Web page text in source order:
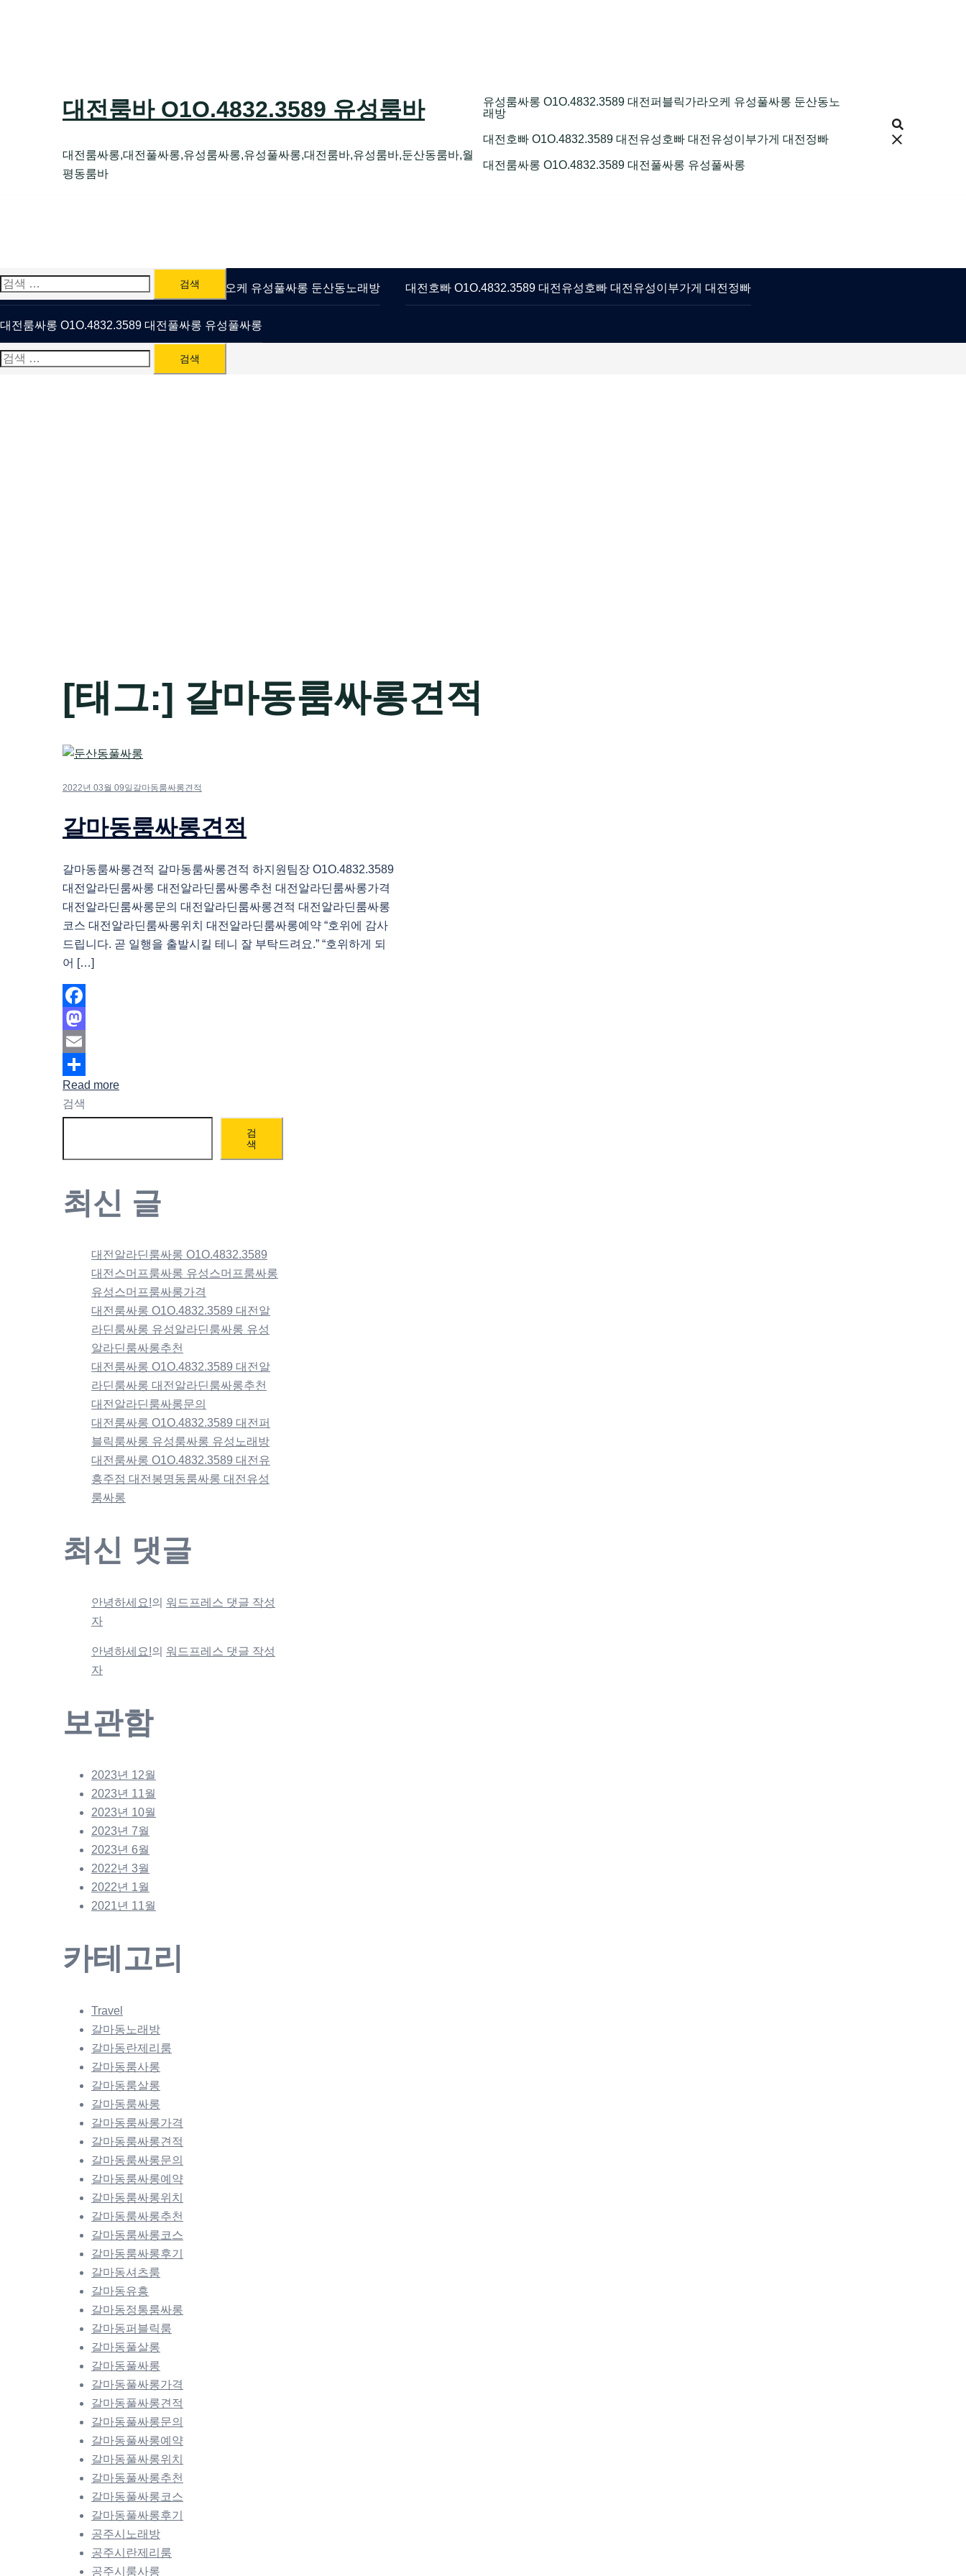
대전룸바 O1O.4832.3589 유성룸바
대전룸싸롱,대전풀싸롱,유성룸싸롱,유성풀싸롱,대전룸바,유성룸바,둔산동룸바,월
평동룸바
유성룸싸롱 O1O.4832.3589 대전퍼블릭가라오케 유성풀싸롱 둔산동노
래방
대전호빠 O1O.4832.3589 대전유성호빠 대전유성이부가게 대전정빠
대전룸싸롱 O1O.4832.3589 대전풀싸롱 유성풀싸롱
검
색:
유성룸싸롱 O1O.4832.3589 대전퍼블릭가라오케 유성풀싸롱 둔산동노래방 대전호빠 O1O.4832.3589 대전유성호빠 대전유성이부가게 대전정빠
대전룸싸롱 O1O.4832.3589 대전풀싸롱 유성풀싸롱
검
[태그:] 갈마동룸싸롱견적
2022년 03월 09일 갈마동룸싸롱견적
갈마동룸싸롱견적
갈마동룸싸롱견적 갈마동룸싸롱견적 하지원팀장 O1O.4832.3589
대전알라딘룸싸롱 대전알라딘룸싸롱추천 대전알라딘룸싸롱가격
대전알라딘룸싸롱문의 대전알라딘룸싸롱견적 대전알라딘룸싸롱
코스 대전알라딘룸싸롱위치 대전알라딘룸싸롱예약 “호위에 감사
드립니다. 곧 일행을 출발시킬 테니 잘 부탁드려요.” “호위하게 되
어 […]
Facebook
Mastodon
Email
Share
Read more
검색
검
색
최신 글
대전알라딘룸싸롱 O1O.4832.3589
대전스머프룸싸롱 유성스머프룸싸롱
유성스머프룸싸롱가격
대전룸싸롱 O1O.4832.3589 대전알
라딘룸싸롱 유성알라딘룸싸롱 유성
알라딘룸싸롱추천
대전룸싸롱 O1O.4832.3589 대전알
라딘룸싸롱 대전알라딘룸싸롱추천
대전알라딘룸싸롱문의
대전룸싸롱 O1O.4832.3589 대전퍼
블릭룸싸롱 유성룸싸롱 유성노래방
대전룸싸롱 O1O.4832.3589 대전유
흥주점 대전봉명동룸싸롱 대전유성
룸싸롱
최신 댓글
안녕하세요!의 워드프레스 댓글 작성
자
안녕하세요!의 워드프레스 댓글 작성
자
보관함
2023년 12월
2023년 11월
2023년 10월
2023년 7월
2023년 6월
2022년 3월
2022년 1월
2021년 11월
카테고리
Travel
갈마동노래방
갈마동란제리룸
갈마동룸사롱
갈마동룸살롱
갈마동룸싸롱
갈마동룸싸롱가격
갈마동룸싸롱견적
갈마동룸싸롱문의
갈마동룸싸롱예약
갈마동룸싸롱위치
갈마동룸싸롱추천
갈마동룸싸롱코스
갈마동룸싸롱후기
갈마동셔츠룸
갈마동유흥
갈마동정통룸싸롱
갈마동퍼블릭룸
갈마동풀살롱
갈마동풀싸롱
갈마동풀싸롱가격
갈마동풀싸롱견적
갈마동풀싸롱문의
갈마동풀싸롱예약
갈마동풀싸롱위치
갈마동풀싸롱추천
갈마동풀싸롱코스
갈마동풀싸롱후기
공주시노래방
공주시란제리룸
공주시룸사롱